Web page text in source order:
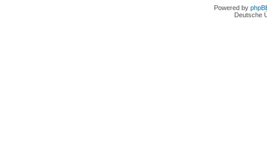
Powered by
Deutsche